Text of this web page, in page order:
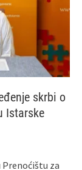
skrbi o
Istarske
Prenoćištu za